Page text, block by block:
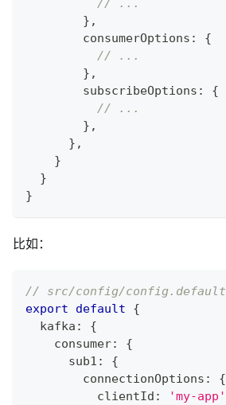
// ...
} ,
        consumerOptions
:
{
// ...
} ,
        subscribeOptions
:
{
// ...
} ,
} ,
}
}
}
比如：
// src/config/config.default
export
default
{
  kafka
:
{
    consumer
:
{
      sub1
:
{
        connectionOptions
:
{
          clientId
: 'my-app'